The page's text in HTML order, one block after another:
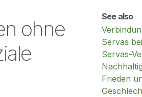
ohne
See also
Servas
Servas-
Frieden